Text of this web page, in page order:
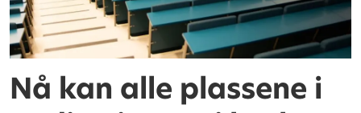
Nå kan alle plassene i